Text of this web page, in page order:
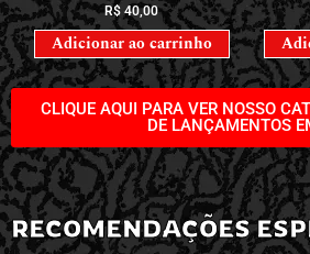
R$ 40,00
Adicionar ao carrinho
CLIQUE AQUI PARA VER NOSSO
DE LANÇAMENTOS
RECOMENDAÇÕES